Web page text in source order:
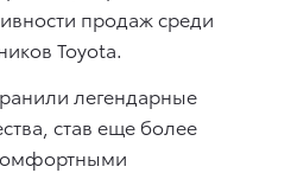
продаж среди
Toyota.
легендарные
став еще более